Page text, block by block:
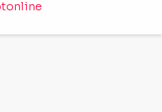
de Velocross: 3ª etapa é neste